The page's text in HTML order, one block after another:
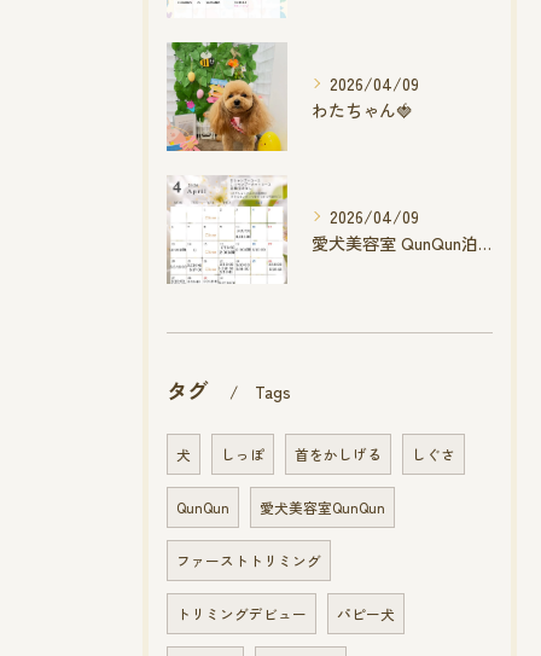
2026/04/09
わたちゃん🍓
2026/04/09
愛犬美容室 QunQun泊店 4月空き状況です
タグ Tags
犬 しっぽ 首をかしげる しぐさ
QunQun 愛犬美容室QunQun
ファーストトリミング
トリミングデビュー パピー犬